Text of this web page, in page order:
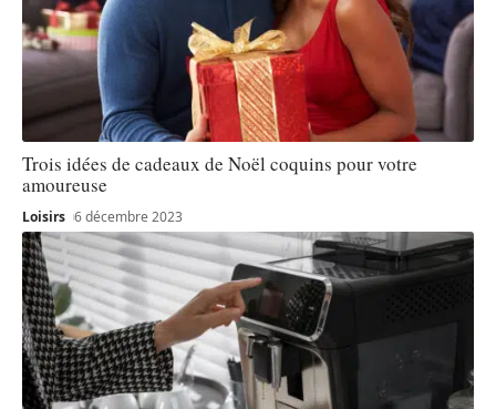
Trois idées de cadeaux de Noël coquins pour votre
amoureuse
Loisirs 6 décembre 2023